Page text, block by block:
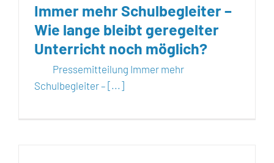
Immer mehr Schulbegleiter –
Wie lange bleibt geregelter
Unterricht noch möglich?
Pressemitteilung Immer mehr
Schulbegleiter – [...]